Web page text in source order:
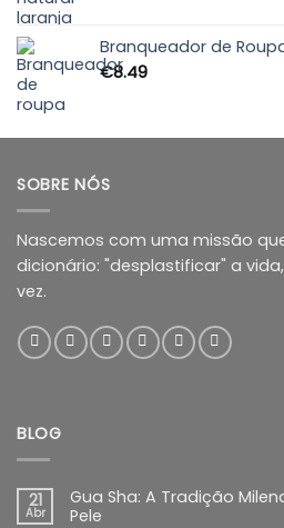
Branqueador de
€8.49
SOBRE NÓS
Nascemos com uma missão
dicionário: "desplastificar" a
vez.
BLOG
21
Abr
Gua Sha: A Tradição
Pele